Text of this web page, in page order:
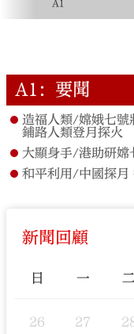
A1
A1：要聞
造福人類/嫦娥七號
鋪路人類登月探火
大顯身手/港助研嫦
和平利用/中國探月
新聞回顧
日 一 二
26 27